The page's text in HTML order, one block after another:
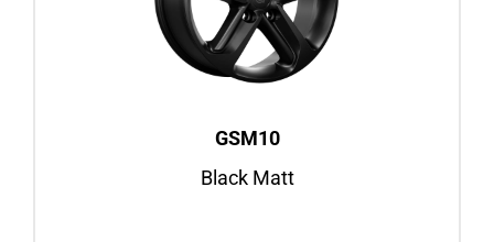
GSM10
Black Matt
16″ / 18″
Fiat Ducato, ab BJ 2006
Mercedes Sprinter, ab BJ 2006
Felgenansicht